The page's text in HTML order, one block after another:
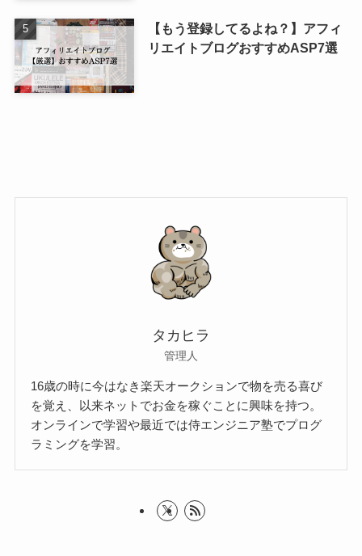
【もう登録してるよね？】アフィ
リエイトブログおすすめASP7選
タカヒラ
管理人
16歳の時に今はなき楽天オークションで物を売る喜び
を覚え、以来ネットでお金を稼ぐことに興味を持つ。
オンラインで学習や最近では侍エンジニア塾でプログ
ラミングを学習。